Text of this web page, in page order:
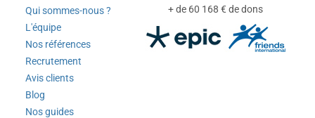
Qui sommes-nous ?
L'équipe
Nos références
Recrutement
Avis clients
Blog
Nos guides
+ de 60 168 € de dons